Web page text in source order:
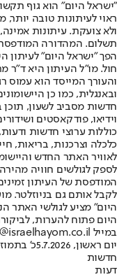
"ישראל היום" הוא גוף
ראוי לעיתונות טובה
ולא צועקת. עיתונות
הפך "ישראל היום" לעיתון
חול. מו"ל העיתון היא ד"ר
והעורך המייסד הוא עמוס
חדשות מסביב לשעון, תוכן
וידיאו, פודקאסטים
כוללות ערוצי חדשות
לאוויר האתר החדש
לספק לגולשים חוויה
המודפסת של העיתון
לקבל אותם גם בניוזלטר.
היום" מציע לגולשי האתר
היום פתוח להערות,
במייל hayom@israelhayom.co.il.
יום ראשון, 5.7.2026
כ'
חדשות
דעות